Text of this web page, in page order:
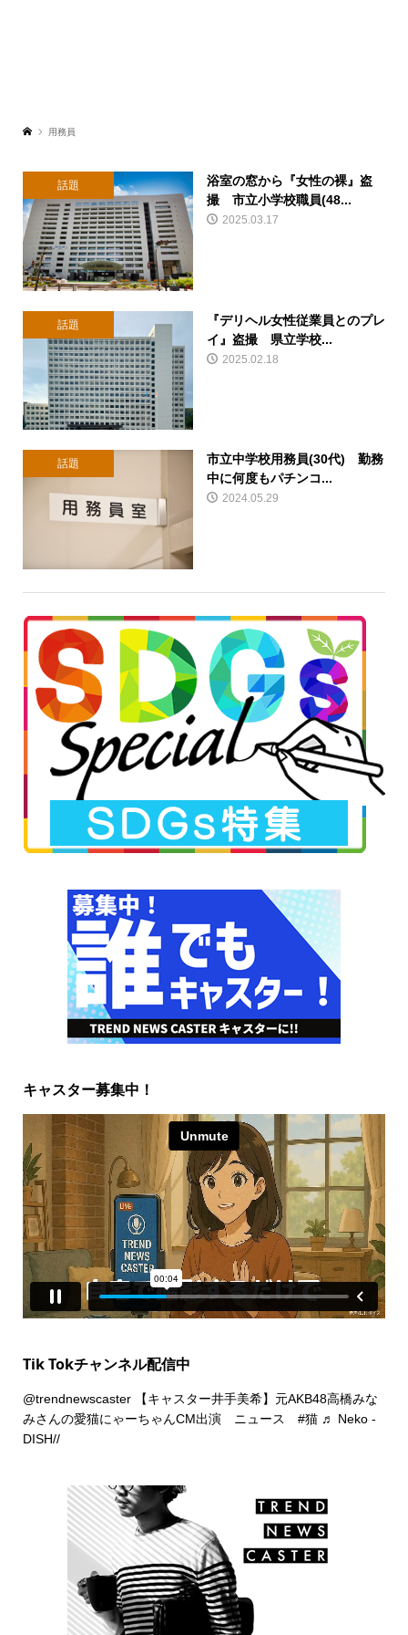
用務員
話題
浴室の窓から『女性の裸』盗
撮 市立小学校職員(48...
2025.03.17
話題
『デリヘル女性従業員とのプレ
イ』盗撮 県立学校...
2025.02.18
話題
市立中学校用務員(30代) 勤務
中に何度もパチンコ...
2024.05.29
キャスター募集中！
Tik Tokチャンネル配信中
@trendnewscaster【キャスター井手美希】元AKB48高橋みな
みさんの愛猫にゃーちゃんCM出演 ニュース #猫 ♬ Neko -
DISH//